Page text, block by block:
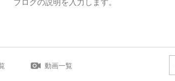
ブログの説明を入力します。
動画一覧